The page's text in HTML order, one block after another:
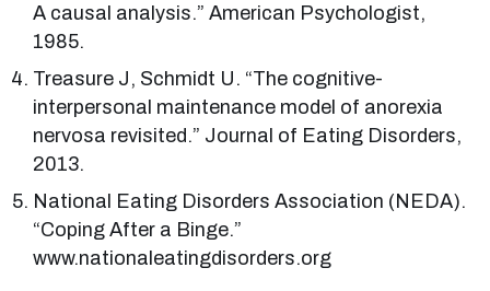
A causal analysis.” American Psychologist,
1985.
Treasure J, Schmidt U. “The cognitive-
interpersonal maintenance model of anorexia
nervosa revisited.” Journal of Eating Disorders,
2013.
National Eating Disorders Association (NEDA).
“Coping After a Binge.”
www.nationaleatingdisorders.org